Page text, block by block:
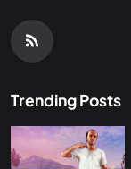
Trending Posts